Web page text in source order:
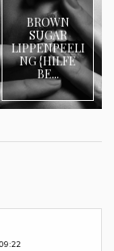
BROWN
SUGAR
LIPPENPEELI
NG {HILFE
BE...